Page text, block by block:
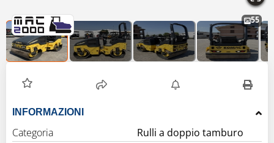
55
INFORMAZIONI
Categoria
Rulli a doppio tamburo